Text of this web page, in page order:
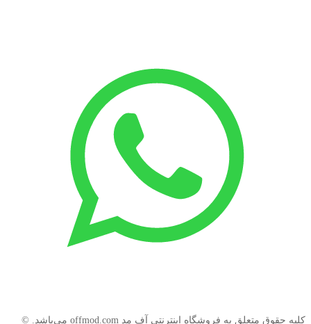
کليه حقوق متعلق به فروشگاه اینترنتی آف مد ‫offmod.com می‌باشد. ©